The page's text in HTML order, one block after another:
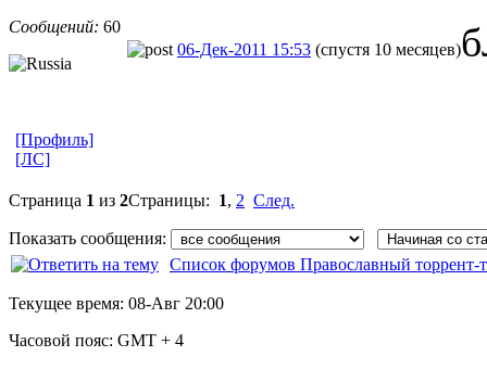
Сообщений: 60
06-Дек-2011 15:53 (спустя 10 месяцев)
[Профиль]
[ЛС]
Страница 1 из 2Страницы: 1, 2 След.
Показать сообщения:
Список форумов Православный торрент-
Текущее время: 08-Авг 20:00
Часовой пояс: GMT + 4